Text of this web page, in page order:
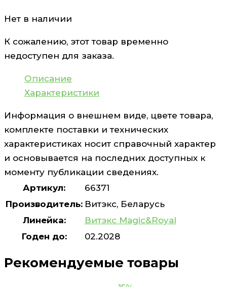
Нет в наличии
К сожалению, этот товар временно
недоступен для заказа.
Описание
Характеристики
Информация о внешнем виде, цвете товара,
комплекте поставки и технических
характеристиках носит справочный характер
и основывается на последних доступных к
моменту публикации сведениях.
Артикул:
66371
Производитель: Витэкс, Беларусь
Линейка:
Витэкс Magic&Royal
Годен до:
02.2028
Рекомендуемые товары